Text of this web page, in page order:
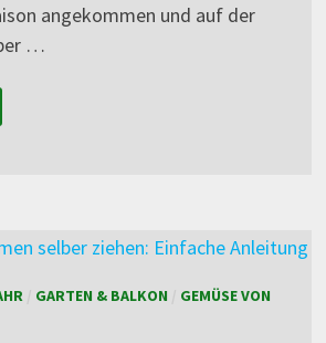
angekommen und auf der
…
/ GARTEN & BALKON
GEMÜSE VON